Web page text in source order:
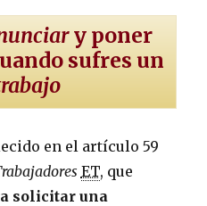
y poner
sufres un
en el artículo 59
ET, que
solicitar una